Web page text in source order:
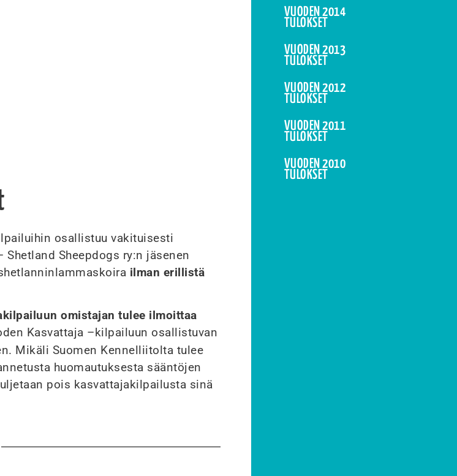
osallistuu vakituisesti
Sheepdogs ry:n jäsenen
ilman erillistä
omistajan tulee ilmoittaa
Kasvattaja –kilpailuun osallistuvan
Mikäli Suomen Kennelliitolta tulee
huomautuksesta sääntöjen
pois kasvattajakilpailusta sinä
VUODEN 2014
TULOKSET
VUODEN 2013
TULOKSET
VUODEN 2012
TULOKSET
VUODEN 2011
TULOKSET
VUODEN 2010
TULOKSET